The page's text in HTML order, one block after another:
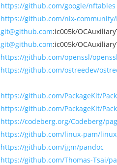
https://github.com/google/nftables
https://github.com/nix-community/
git@github.com:ic005k/
git@github.com:ic005k/
https://github.com/openssl/
https://github.com/ostreedev/
https://github.com/PackageKit/
https://github.com/PackageKit/
https://codeberg.org/Codeberg/
https://github.com/linux-pam/
https://github.com/jgm/pandoc
https://github.com/Thomas-Tsai/